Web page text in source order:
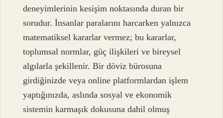
deneyimlerinin kesişim noktasında duran bir
sorudur. İnsanlar paralarını harcarken yalnızca
matematiksel kararlar vermez; bu kararlar,
toplumsal normlar, güç ilişkileri ve bireysel
algılarla şekillenir. Bir döviz bürosuna
girdiğinizde veya online platformlardan işlem
yaptığınızda, aslında sosyal ve ekonomik
sistemin karmaşık dokusuna dahil olmuş